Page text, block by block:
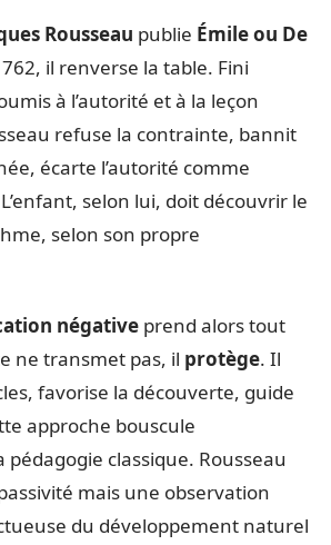
Rousseau publie Émile ou De
il renverse la table. Fini
à l’autorité et à la leçon
refuse la contrainte, bannit
écarte l’autorité comme
selon lui, doit découvrir le
selon son propre
négative prend alors tout
ne transmet pas, il protège. Il
favorise la découverte, guide
approche bouscule
classique. Rousseau
mais une observation
du développement naturel